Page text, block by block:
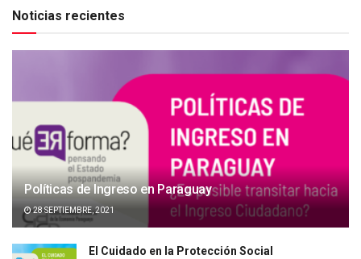
Noticias recientes
Políticas de Ingreso en Paraguay
28 SEPTIEMBRE, 2021
El Cuidado en la Protección Social